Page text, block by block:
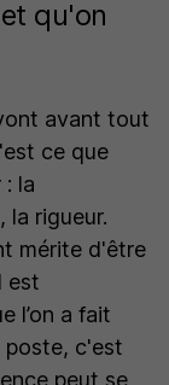
qu'on
avant tout
ce que
la
la rigueur.
mérite d'être
est
l’on a fait
poste, c'est
peut se